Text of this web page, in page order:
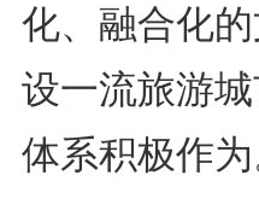
化、融合化
设一流旅游
体系积极作为